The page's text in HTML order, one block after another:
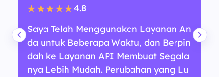
★★★★★4.8
Saya Telah Menggunakan Layanan An
da untuk Beberapa Waktu, dan Berpin
dah ke Layanan API Membuat Segala
nya Lebih Mudah. Perubahan yang Lu